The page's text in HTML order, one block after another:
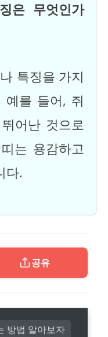
은 무엇인가
특징을 가지
예를 들어, 쥐
어난 것으로
는 용감하고
다.
공유
방법 알아보자